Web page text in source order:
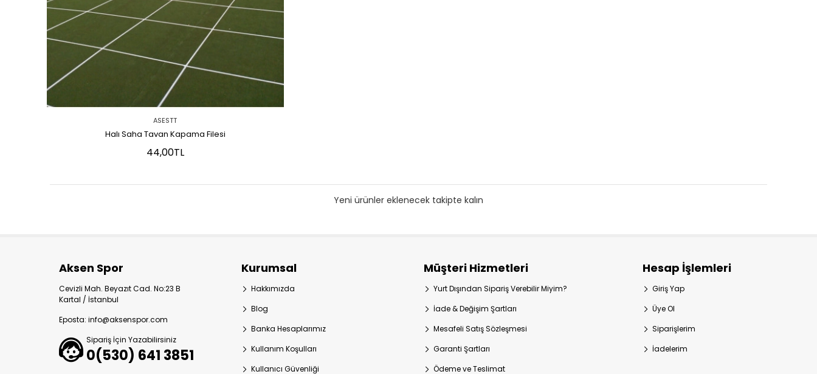
ASESTT
Halı Saha Tavan Kapama Filesi
44,00TL
Yeni ürünler eklenecek takipte kalın
Aksen Spor
Cevizli Mah. Beyazıt Cad. No:23 B
Kartal / İstanbul
Eposta: info@aksenspor.com
Sipariş İçin Yazabilirsiniz
0(530) 641 3851
Kurumsal
Hakkımızda
Blog
Banka Hesaplarımız
Kullanım Koşulları
Kullanıcı Güvenliği
Müşteri Hizmetleri
Yurt Dışından Sipariş Verebilir Miyim?
İade & Değişim Şartları
Mesafeli Satış Sözleşmesi
Garanti Şartları
Ödeme ve Teslimat
Hesap İşlemleri
Giriş Yap
Üye Ol
Siparişlerim
İadelerim